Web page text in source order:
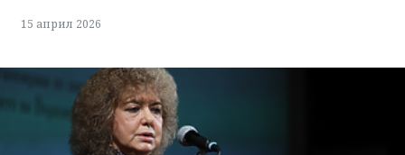
15 април 2026